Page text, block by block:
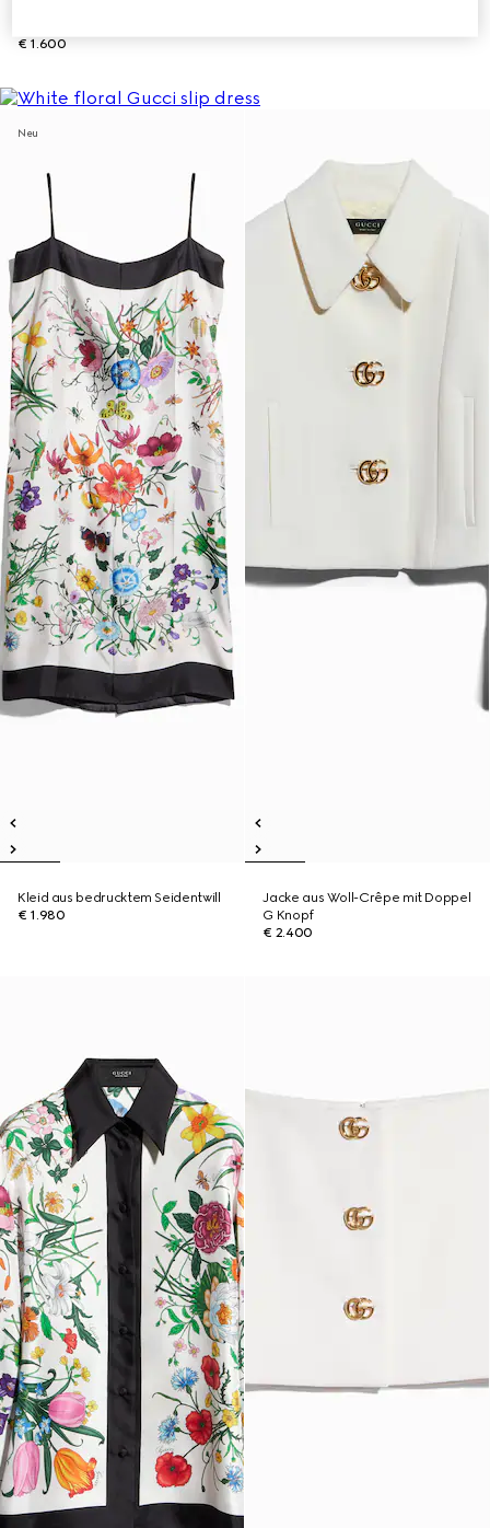
€ 1.600
Neu
Kleid aus bedrucktem Seidentwill
€ 1.980
Jacke aus Woll-Crêpe mit Doppel
G Knopf
€ 2.400